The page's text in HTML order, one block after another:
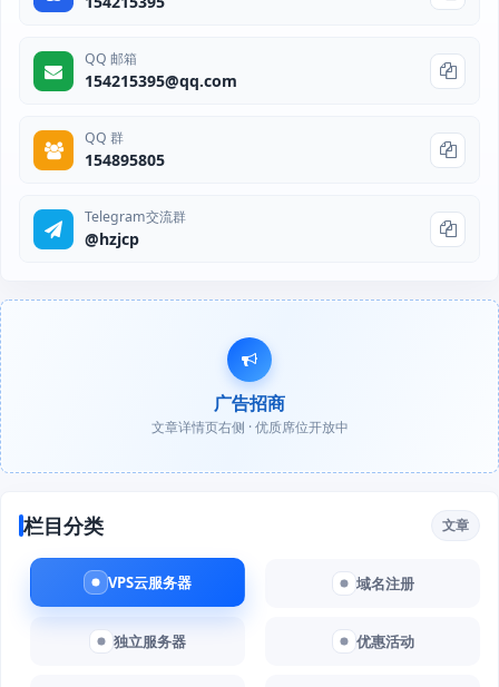
QQ 邮箱
154215395@qq.com
QQ 群
154895805
Telegram交流群
@hzjcp
广告招商
文章详情页右侧 · 优质席位开放中
栏目分类 文章
VPS云服务器 域名注册
独立服务器 优惠活动